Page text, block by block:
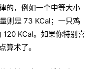
的，例如一个中等大小
则是 73 KCal；一只鸡
KCal。如果你特别喜
算术了。